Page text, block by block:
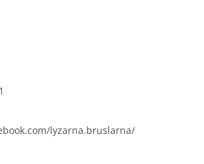
lyzarna.bruslarna/